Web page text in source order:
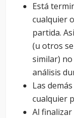
Está
cualquier
partida.
(u otros
similar)
análisis
Las
cualquier
Al